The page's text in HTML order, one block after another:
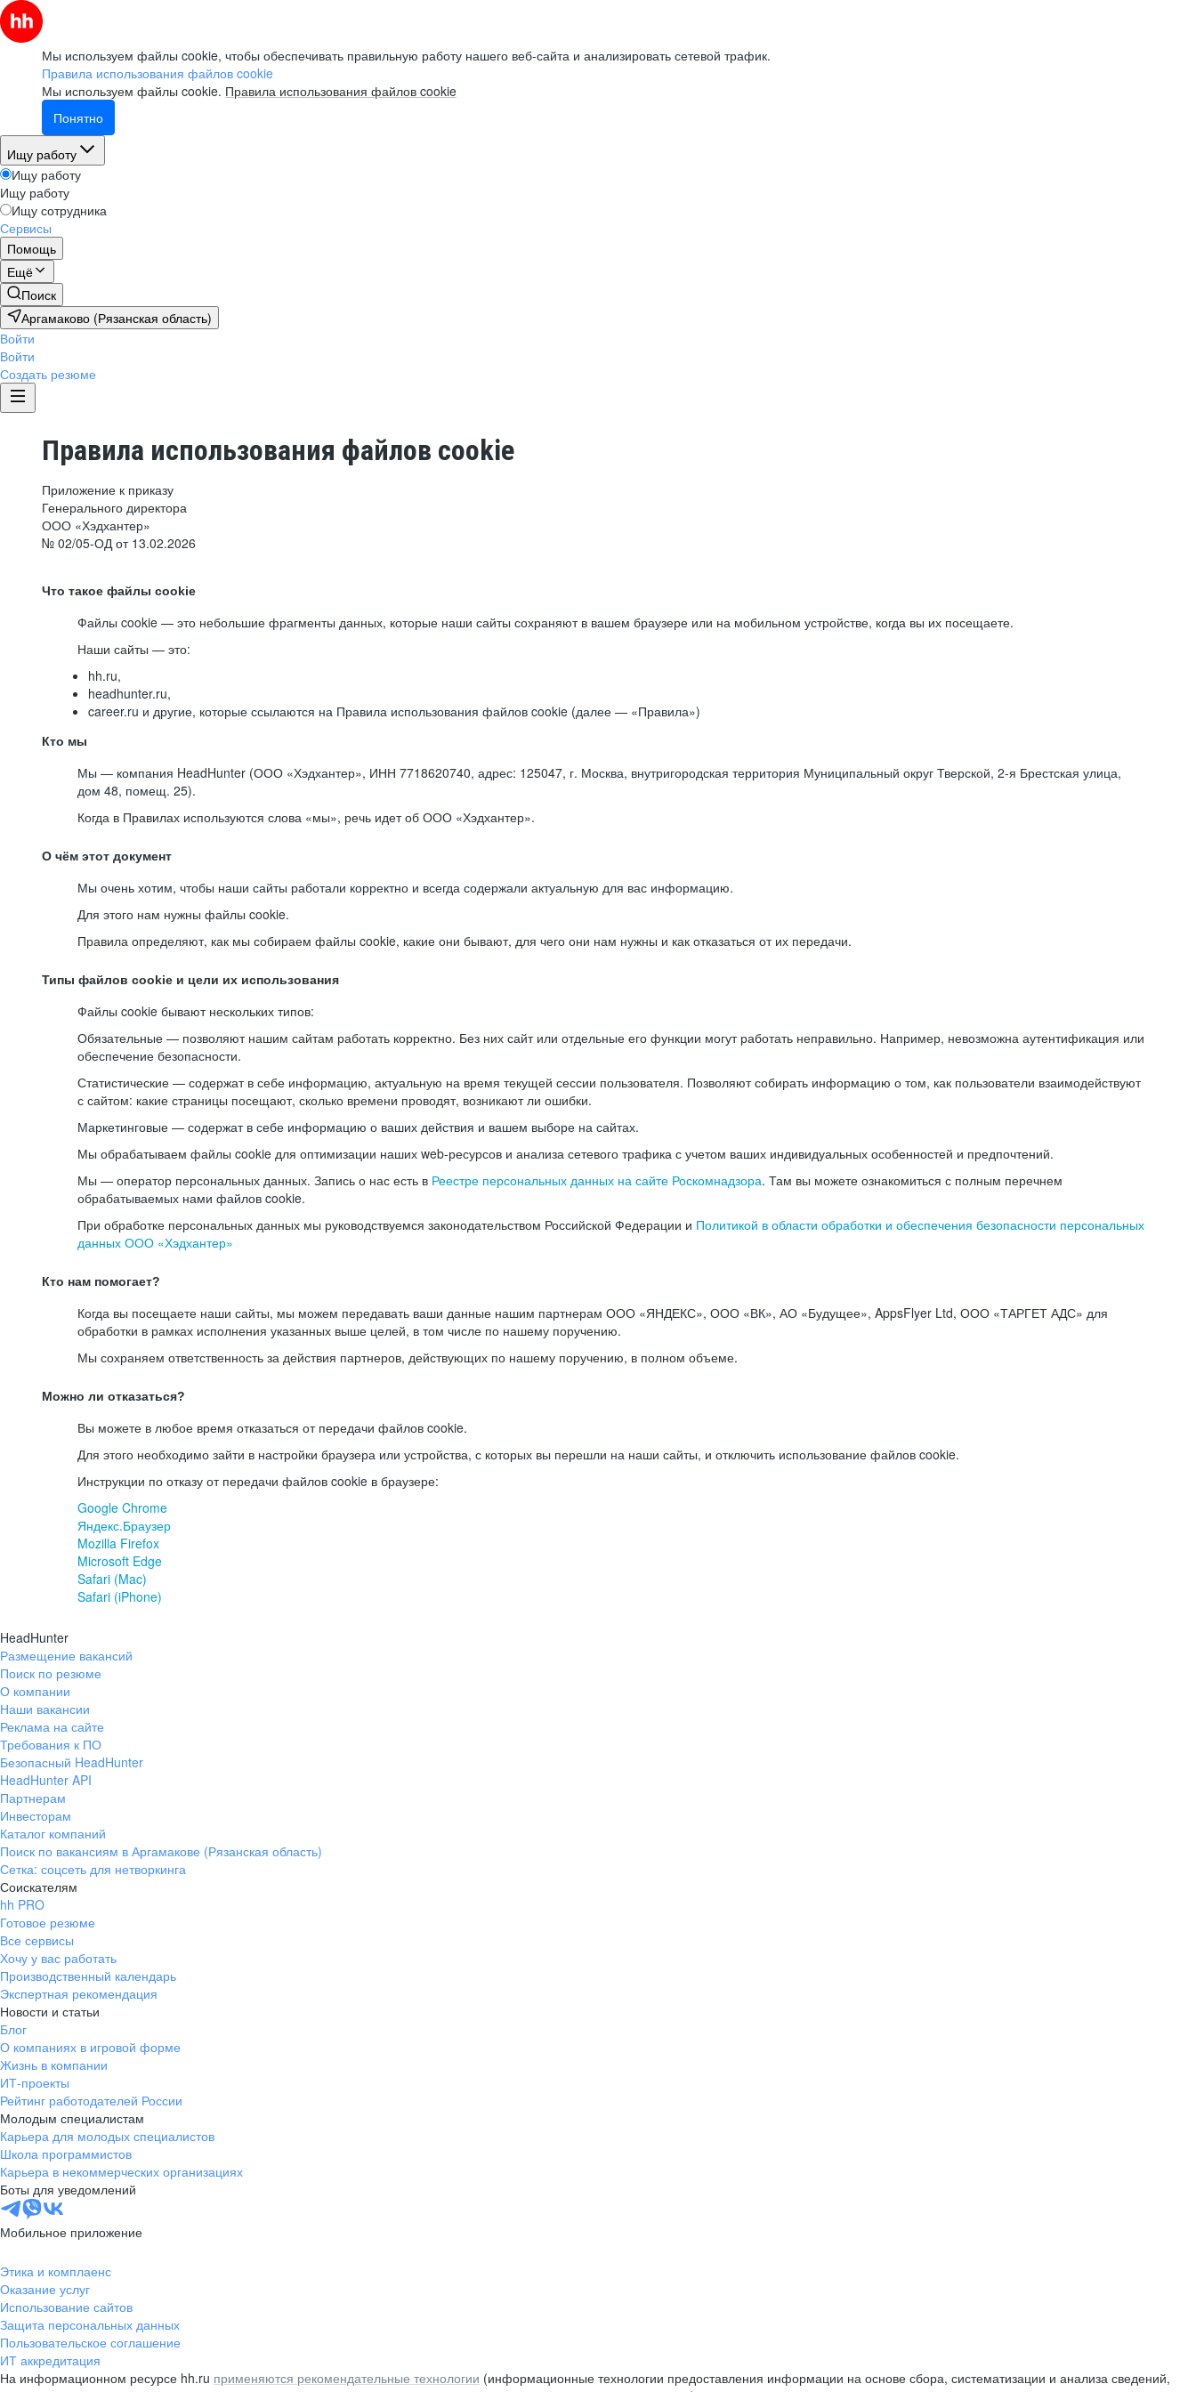
Мы используем файлы cookie, чтобы обеспечивать правильную работу нашего веб-сайта и анализировать сетевой трафик.
Правила использования файлов cookie
Мы используем файлы cookie. Правила использования файлов cookie
Понятно
Ищу работу
Ищу работу
Ищу работу
Ищу сотрудника
Сервисы
Помощь
Ещё
Поиск
Аргамаково (Рязанская область)
Войти
Войти
Создать резюме
Правила использования файлов cookie
Приложение к приказу
Генерального директора
ООО «Хэдхантер»
№ 02/05-ОД от 13.02.2026
Что такое файлы cookie
Файлы cookie — это небольшие фрагменты данных, которые наши сайты сохраняют в вашем браузере или на мобильном устройстве, когда вы их посещаете.
Наши сайты — это:
hh.ru,
headhunter.ru,
career.ru и другие, которые ссылаются на Правила использования файлов cookie (далее — «Правила»)
Кто мы
Мы — компания HeadHunter (ООО «Хэдхантер», ИНН 7718620740, адрес: 125047, г. Москва, внутригородская территория Муниципальный округ Тверской, 2-я Брестская улица,
дом 48, помещ. 25).
Когда в Правилах используются слова «мы», речь идет об ООО «Хэдхантер».
О чём этот документ
Мы очень хотим, чтобы наши сайты работали корректно и всегда содержали актуальную для вас информацию.
Для этого нам нужны файлы cookie.
Правила определяют, как мы собираем файлы cookie, какие они бывают, для чего они нам нужны и как отказаться от их передачи.
Типы файлов cookie и цели их использования
Файлы cookie бывают нескольких типов:
Обязательные — позволяют нашим сайтам работать корректно. Без них сайт или отдельные его функции могут работать неправильно. Например, невозможна аутентификация или
обеспечение безопасности.
Статистические — содержат в себе информацию, актуальную на время текущей сессии пользователя. Позволяют собирать информацию о том, как пользователи взаимодействуют
с сайтом: какие страницы посещают, сколько времени проводят, возникают ли ошибки.
Маркетинговые — содержат в себе информацию о ваших действия и вашем выборе на сайтах.
Мы обрабатываем файлы cookie для оптимизации наших web-ресурсов и анализа сетевого трафика с учетом ваших индивидуальных особенностей и предпочтений.
Мы — оператор персональных данных. Запись о нас есть в Реестре персональных данных на сайте Роскомнадзора. Там вы можете ознакомиться с полным перечнем
обрабатываемых нами файлов cookie.
При обработке персональных данных мы руководствуемся законодательством Российской Федерации и Политикой в области обработки и обеспечения безопасности персональных
данных ООО «Хэдхантер»
Кто нам помогает?
Когда вы посещаете наши сайты, мы можем передавать ваши данные нашим партнерам ООО «ЯНДЕКС», ООО «ВК», АО «Будущее», AppsFlyer Ltd, ООО «ТАРГЕТ АДС» для
обработки в рамках исполнения указанных выше целей, в том числе по нашему поручению.
Мы сохраняем ответственность за действия партнеров, действующих по нашему поручению, в полном объеме.
Можно ли отказаться?
Вы можете в любое время отказаться от передачи файлов cookie.
Для этого необходимо зайти в настройки браузера или устройства, с которых вы перешли на наши сайты, и отключить использование файлов cookie.
Инструкции по отказу от передачи файлов cookie в браузере:
Google Chrome
Яндекс.Браузер
Mozilla Firefox
Microsoft Edge
Safari (Mac)
Safari (iPhone)
HeadHunter
Размещение вакансий
Поиск по резюме
О компании
Наши вакансии
Реклама на сайте
Требования к ПО
Безопасный HeadHunter
HeadHunter API
Партнерам
Инвесторам
Каталог компаний
Поиск по вакансиям в Аргамакове (Рязанская область)
Сетка: соцсеть для нетворкинга
Соискателям
hh PRO
Готовое резюме
Все сервисы
Хочу у вас работать
Производственный календарь
Экспертная рекомендация
Новости и статьи
Блог
О компаниях в игровой форме
Жизнь в компании
ИТ-проекты
Рейтинг работодателей России
Молодым специалистам
Карьера для молодых специалистов
Школа программистов
Карьера в некоммерческих организациях
Боты для уведомлений
Мобильное приложение
Этика и комплаенс
Оказание услуг
Использование сайтов
Защита персональных данных
Пользовательское соглашение
ИТ аккредитация
На информационном ресурсе hh.ru применяются рекомендательные технологии (информационные технологии предоставления информации на основе сбора, систематизации и анализа сведений,